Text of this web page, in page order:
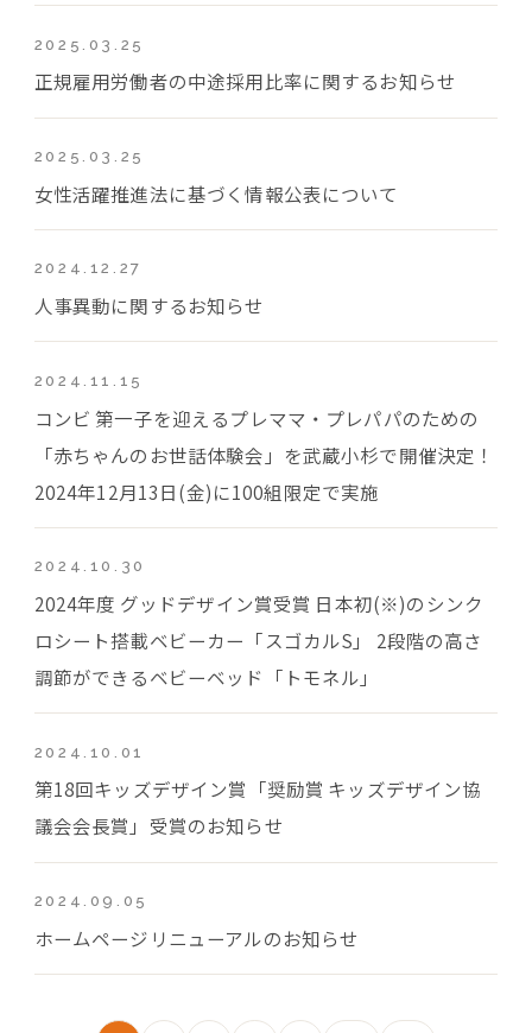
2025.03.25
正規雇用労働者の中途採用比率に関するお知らせ
2025.03.25
女性活躍推進法に基づく情報公表について
2024.12.27
人事異動に関するお知らせ
2024.11.15
コンビ 第一子を迎えるプレママ・プレパパのための
「赤ちゃんのお世話体験会」を武蔵小杉で開催決定！
2024年12月13日(金)に100組限定で実施
2024.10.30
2024年度 グッドデザイン賞受賞 日本初(※)のシンク
ロシート搭載ベビーカー「スゴカルS」 2段階の高さ
調節ができるベビーベッド「トモネル」
2024.10.01
第18回キッズデザイン賞「奨励賞 キッズデザイン協
議会会長賞」受賞のお知らせ
2024.09.05
ホームページリニューアルのお知らせ